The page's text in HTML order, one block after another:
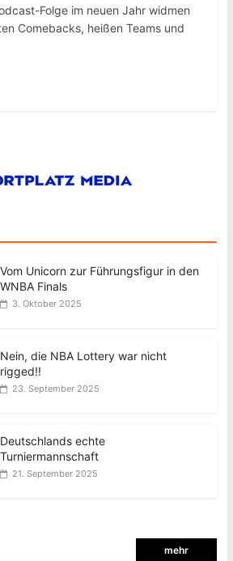
Folge im neuen Jahr widmen
Comebacks, heißen Teams und
Vom Unicorn zur Führungsfigur in den
WNBA Finals
3. Oktober 2025
Nein, die NBA Lottery war nicht
rigged!!
23. September 2025
Deutschlands echte
Turniermannschaft
21. September 2025
mehr